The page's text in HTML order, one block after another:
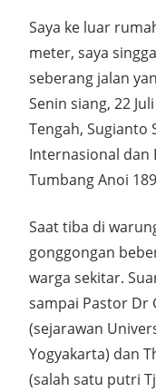
Saya ke luar
meter, saya
seberang jalan
Senin siang, 22
Tengah, Sugianto
Internasional dan
Tumbang Anoi
Saat tiba di
gonggongan
warga sekitar.
sampai Pastor Dr
(sejarawan
Yogyakarta) dan
(salah satu putri